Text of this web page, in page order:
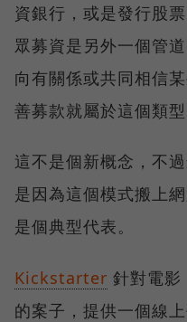
資銀行，或是發行股
眾募資是另外一個管
向有關係或共同相信
善募款就屬於這個類型
這不是個新概念，不
是因為這個模式搬上
是個典型代表。
Kickstarter 針對電
的案子，提供一個線